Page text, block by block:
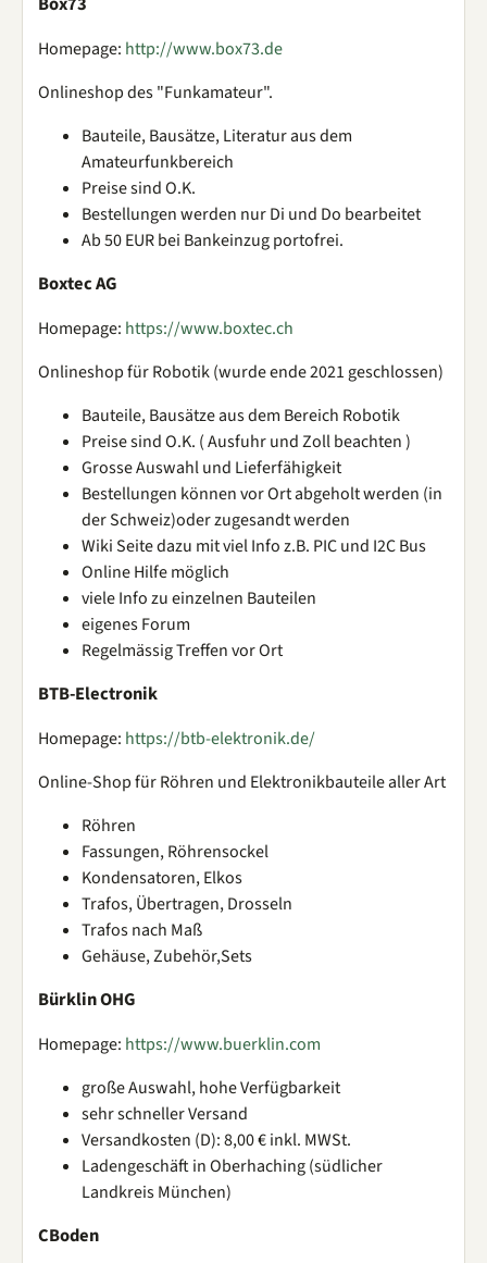
Homepage: http://www.box73.de
Onlineshop des "Funkamateur".
Bauteile, Bausätze, Literatur aus dem
Amateurfunkbereich
Preise sind O.K.
Bestellungen werden nur Di und Do bearbeitet
Ab 50 EUR bei Bankeinzug portofrei.
Boxtec AG
Homepage: https://www.boxtec.ch
Onlineshop für Robotik (wurde ende 2021 geschlossen)
Bauteile, Bausätze aus dem Bereich Robotik
Preise sind O.K. ( Ausfuhr und Zoll beachten )
Grosse Auswahl und Lieferfähigkeit
Bestellungen können vor Ort abgeholt werden (in
der Schweiz)oder zugesandt werden
Wiki Seite dazu mit viel Info z.B. PIC und I2C Bus
Online Hilfe möglich
viele Info zu einzelnen Bauteilen
eigenes Forum
Regelmässig Treffen vor Ort
BTB-Electronik
Homepage: https://btb-elektronik.de/
Online-Shop für Röhren und Elektronikbauteile aller Art
Röhren
Fassungen, Röhrensockel
Kondensatoren, Elkos
Trafos, Übertragen, Drosseln
Trafos nach Maß
Gehäuse, Zubehör,Sets
Bürklin OHG
Homepage: https://www.buerklin.com
große Auswahl, hohe Verfügbarkeit
sehr schneller Versand
Versandkosten (D): 8,00 € inkl. MWSt.
Ladengeschäft in Oberhaching (südlicher
Landkreis München)
CBoden